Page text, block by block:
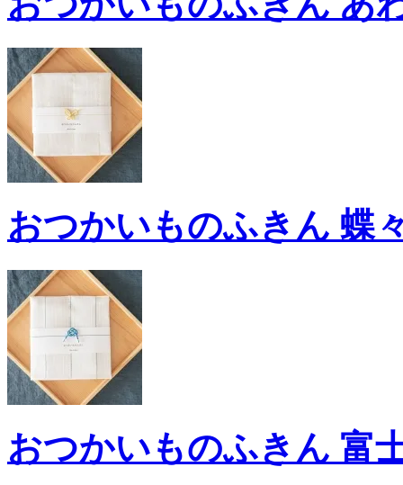
おつかいものふきん 蝶
おつかいものふきん 富